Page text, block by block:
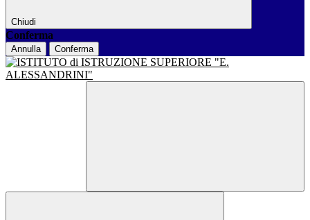
Chiudi
Conferma
Annulla Conferma